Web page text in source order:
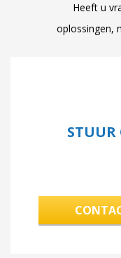
Heeft u
oplossingen,
STUUR